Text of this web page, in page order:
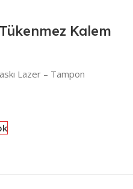
Tükenmez Kalem
Lazer – Tampon